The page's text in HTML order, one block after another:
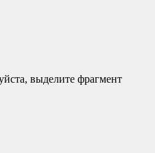
выделите фрагмент